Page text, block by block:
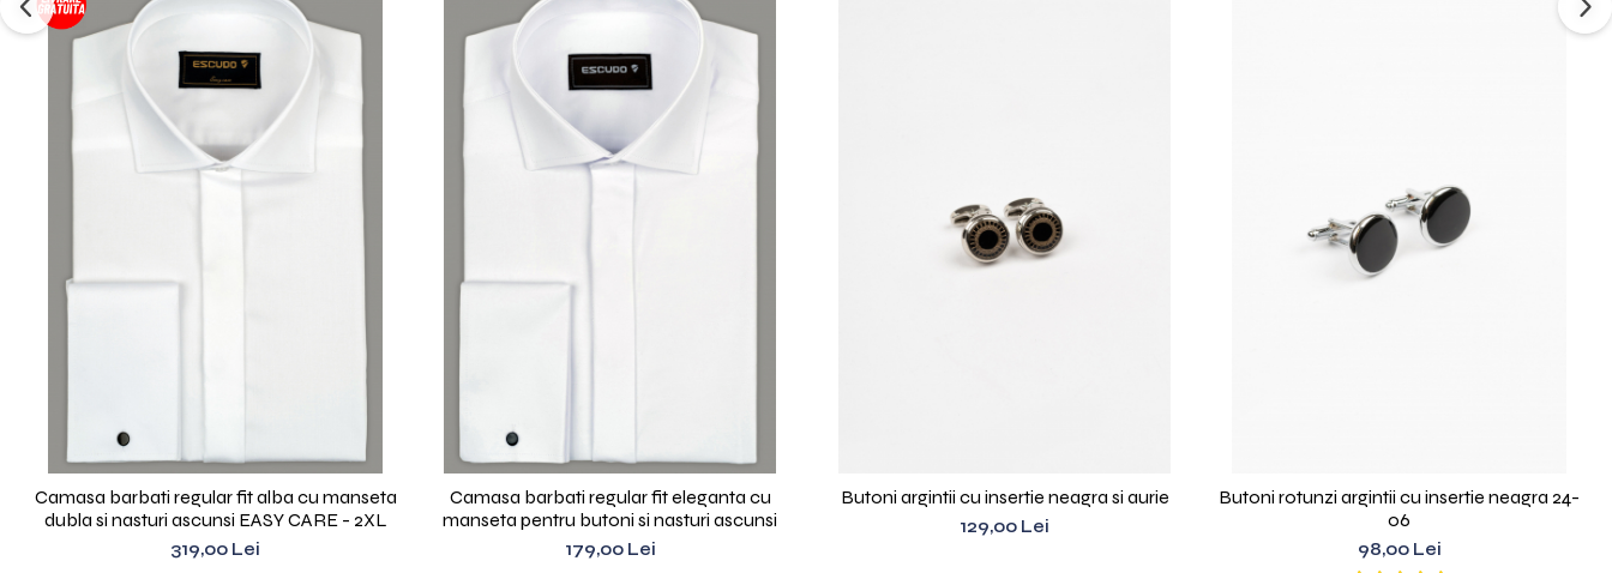
Camasa barbati regular fit alba cu manseta
dubla si nasturi ascunsi EASY CARE - 2XL
319,00 Lei
Camasa barbati regular fit eleganta cu
manseta pentru butoni si nasturi ascunsi
179,00 Lei
Butoni argintii cu insertie neagra si aurie
129,00 Lei
Butoni rotunzi argintii cu insertie neagra 24-
06
98,00 Lei